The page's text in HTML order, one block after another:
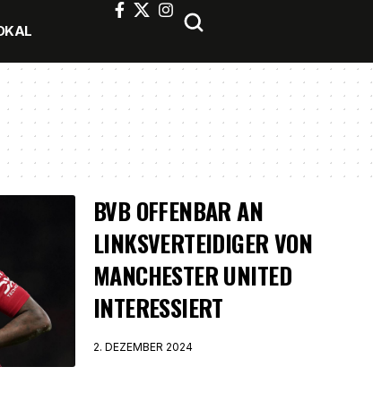
BVB OFFENBAR AN
LINKSVERTEIDIGER VON
MANCHESTER UNITED
INTERESSIERT
2. DEZEMBER 2024